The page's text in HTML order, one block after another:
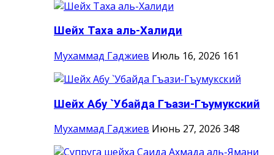
Шейх Таха аль-Халиди
Мухаммад Гаджиев Июль 16, 2026 161
Шейх Абу `Убайда Гъази-Гъумукский
Мухаммад Гаджиев Июнь 27, 2026 348